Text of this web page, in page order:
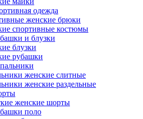
одежда
женские брюки
спортивные костюмы
и блузки
блузки
рубашки
женские слитные
женские раздельные
женские шорты
поло